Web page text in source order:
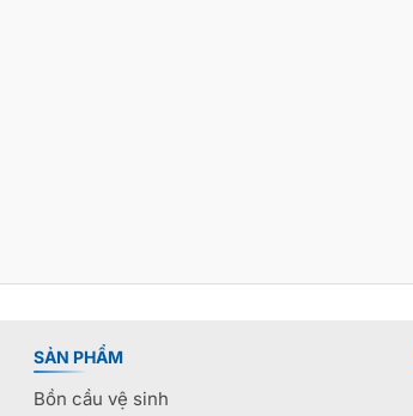
SẢN PHẨM
Bồn cầu vệ sinh